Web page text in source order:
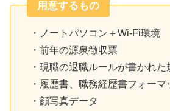
用意するもの
・ノートパソコン＋Wi-Fi環境
・前年の源泉徴収票
・現職の退職ルールが書かれた
・履歴書、職務経歴書フォーマ
・顔写真データ